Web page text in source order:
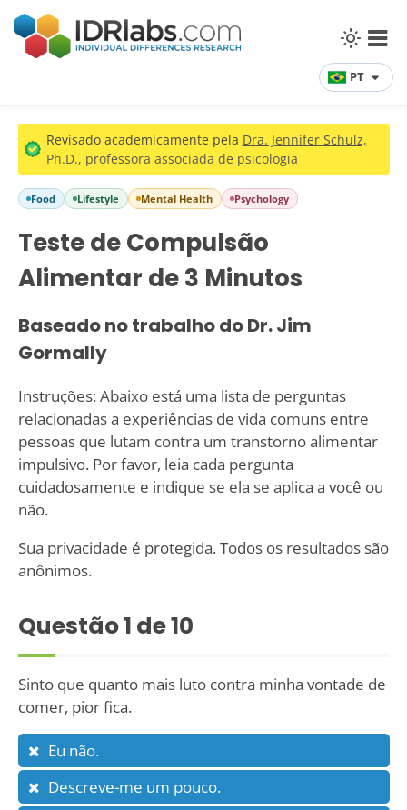
PT
Revisado academicamente pela Dra. Jennifer Schulz,
Ph.D., professora associada de psicologia
Food Lifestyle Mental Health Psychology
Teste de Compulsão
Alimentar de 3 Minutos
Baseado no trabalho do Dr. Jim
Gormally
Instruções: Abaixo está uma lista de perguntas
relacionadas a experiências de vida comuns entre
pessoas que lutam contra um transtorno alimentar
impulsivo. Por favor, leia cada pergunta
cuidadosamente e indique se ela se aplica a você ou
não.
Sua privacidade é protegida. Todos os resultados são
anônimos.
Questão1 de 10
Sinto que quanto mais luto contra minha vontade de
comer, pior fica.
Eu não.
Descreve-me um pouco.